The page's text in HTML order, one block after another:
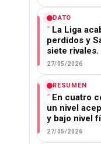
DATO
La Liga
perdidos y
siete rivales.
27/05/2026
RESUMEN
En cuatro
un nivel
y bajo nivel
27/05/2026